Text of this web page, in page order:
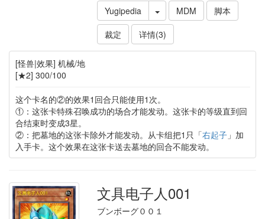
Yugipedia
MDM
脚本
裁定
详情(3)
[怪兽|效果] 机械/地
[★2] 300/100
这个卡名的②的效果1回合只能使用1次。
①：这张卡特殊召唤成功的场合才能发动。这张卡的等级直到回
合结束时变成3星。
②：把墓地的这张卡除外才能发动。从卡组把1只「右起子」加
入手卡。这个效果在这张卡送去墓地的回合不能发动。
文具电子人001
ブンボーグ００１